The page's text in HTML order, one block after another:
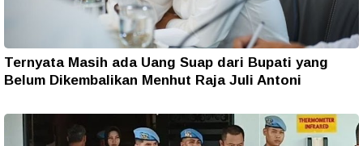
Ternyata Masih ada Uang Suap dari Bupati yang
Belum Dikembalikan Menhut Raja Juli Antoni